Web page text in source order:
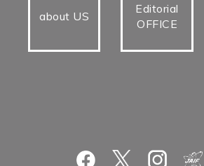
about US
Editorial
OFFICE